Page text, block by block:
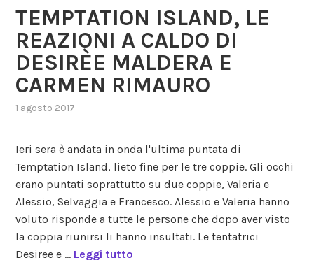
TEMPTATION ISLAND, LE
REAZIONI A CALDO DI
DESIRÈE MALDERA E
CARMEN RIMAURO
1 agosto 2017
gossip,
maria
de
filippi,
reality,
uomini
Ieri sera è andata in onda l'ultima puntata di
Temptation Island, lieto fine per le tre coppie. Gli occhi
erano puntati soprattutto su due coppie, Valeria e
Alessio, Selvaggia e Francesco. Alessio e Valeria hanno
voluto risponde a tutte le persone che dopo aver visto
la coppia riunirsi li hanno insultati. Le tentatrici
Desiree e … Leggi tutto